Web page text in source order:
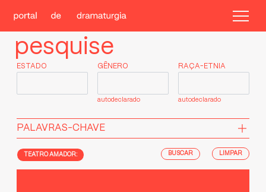
pesquise
ESTADO GÊNERO
autodeclarado
RAÇA-ETNIA
autodeclarado
PALAVRAS-CHAVE
TEATRO AMADOR: LIMPAR